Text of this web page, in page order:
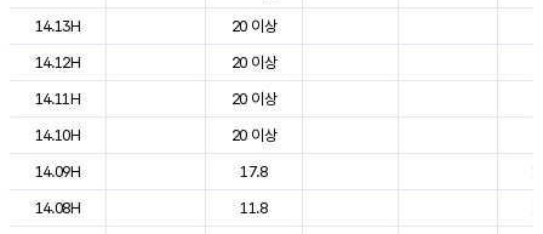
14.13H
20 이상
14.12H
20 이상
14.11H
20 이상
14.10H
20 이상
14.09H
17.8
14.08H
11.8